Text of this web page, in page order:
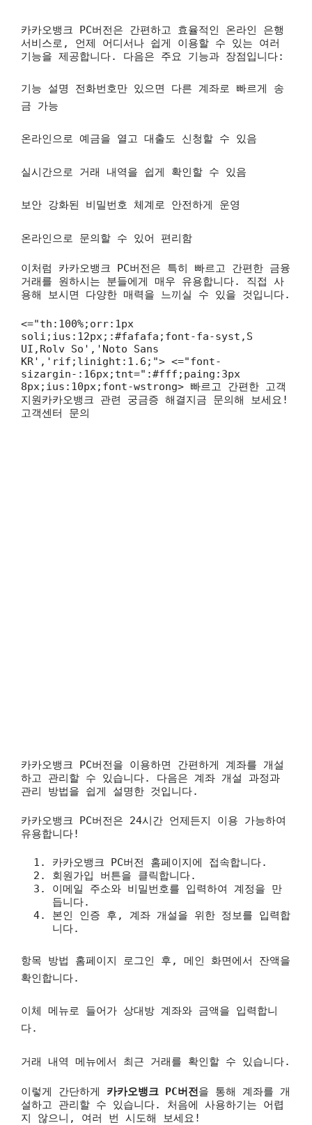
카카오뱅크 PC버전은 간편하고 효율적인 온라인 은행
서비스로, 언제 어디서나 쉽게 이용할 수 있는 여러
기능을 제공합니다. 다음은 주요 기능과 장점입니다:
기능 설명 전화번호만 있으면 다른 계좌로 빠르게 송
금 가능
온라인으로 예금을 열고 대출도 신청할 수 있음
실시간으로 거래 내역을 쉽게 확인할 수 있음
보안 강화된 비밀번호 체계로 안전하게 운영
온라인으로 문의할 수 있어 편리함
이처럼 카카오뱅크 PC버전은 특히 빠르고 간편한 금융
거래를 원하시는 분들에게 매우 유용합니다. 직접 사
용해 보시면 다양한 매력을 느끼실 수 있을 것입니다.
<="th:100%;orr:1px
soli;ius:12px;:#fafafa;font-fa-syst,S
UI,Rolv So','Noto Sans
KR','rif;linight:1.6;"> <="font-
sizargin-:16px;tnt=":#fff;paing:3px
8px;ius:10px;font-wstrong> 빠르고 간편한 고객
지원카카오뱅크 관련 궁금증 해결지금 문의해 보세요!
고객센터 문의
카카오뱅크 PC버전을 이용하면 간편하게 계좌를 개설
하고 관리할 수 있습니다. 다음은 계좌 개설 과정과
관리 방법을 쉽게 설명한 것입니다.
카카오뱅크 PC버전은 24시간 언제든지 이용 가능하여
유용합니다!
카카오뱅크 PC버전 홈페이지에 접속합니다.
회원가입 버튼을 클릭합니다.
이메일 주소와 비밀번호를 입력하여 계정을 만
듭니다.
본인 인증 후, 계좌 개설을 위한 정보를 입력합
니다.
항목 방법 홈페이지 로그인 후, 메인 화면에서 잔액을
확인합니다.
이체 메뉴로 들어가 상대방 계좌와 금액을 입력합니
다.
거래 내역 메뉴에서 최근 거래를 확인할 수 있습니다.
이렇게 간단하게 카카오뱅크 PC버전을 통해 계좌를 개
설하고 관리할 수 있습니다. 처음에 사용하기는 어렵
지 않으니, 여러 번 시도해 보세요!